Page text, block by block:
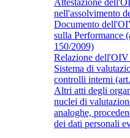
nell'assolvimento
Documento
sulla Performance
150/2009)
Relazione dell'OIV
Sistema di
controlli interni
Altri atti degli
nuclei di
analoghe,
dei dati personali